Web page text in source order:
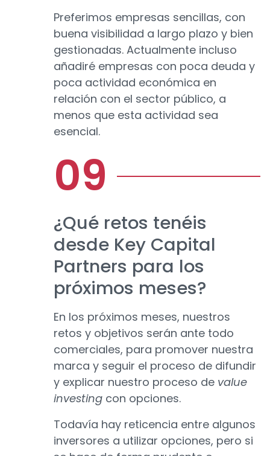
Preferimos empresas sencillas, con
buena visibilidad a largo plazo y bien
gestionadas. Actualmente incluso
añadiré empresas con poca deuda y
poca actividad económica en
relación con el sector público, a
menos que esta actividad sea
esencial.
¿Qué retos tenéis
desde Key Capital
Partners para los
próximos meses?
En los próximos meses, nuestros
retos y objetivos serán ante todo
comerciales, para promover nuestra
marca y seguir el proceso de difundir
y explicar nuestro proceso de value
investing con opciones.
Todavía hay reticencia entre algunos
inversores a utilizar opciones, pero si